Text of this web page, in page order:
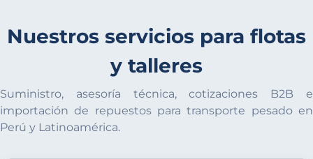
Nuestros servicios para flotas
y talleres
Suministro, asesoría técnica, cotizaciones B2B e
importación de repuestos para transporte pesado en
Perú y Latinoamérica.